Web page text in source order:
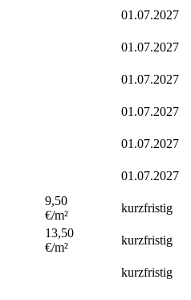
01.07.2027
01.07.2027
01.07.2027
01.07.2027
01.07.2027
01.07.2027
9,50
€/m²
kurzfristig
13,50
€/m²
kurzfristig
kurzfristig